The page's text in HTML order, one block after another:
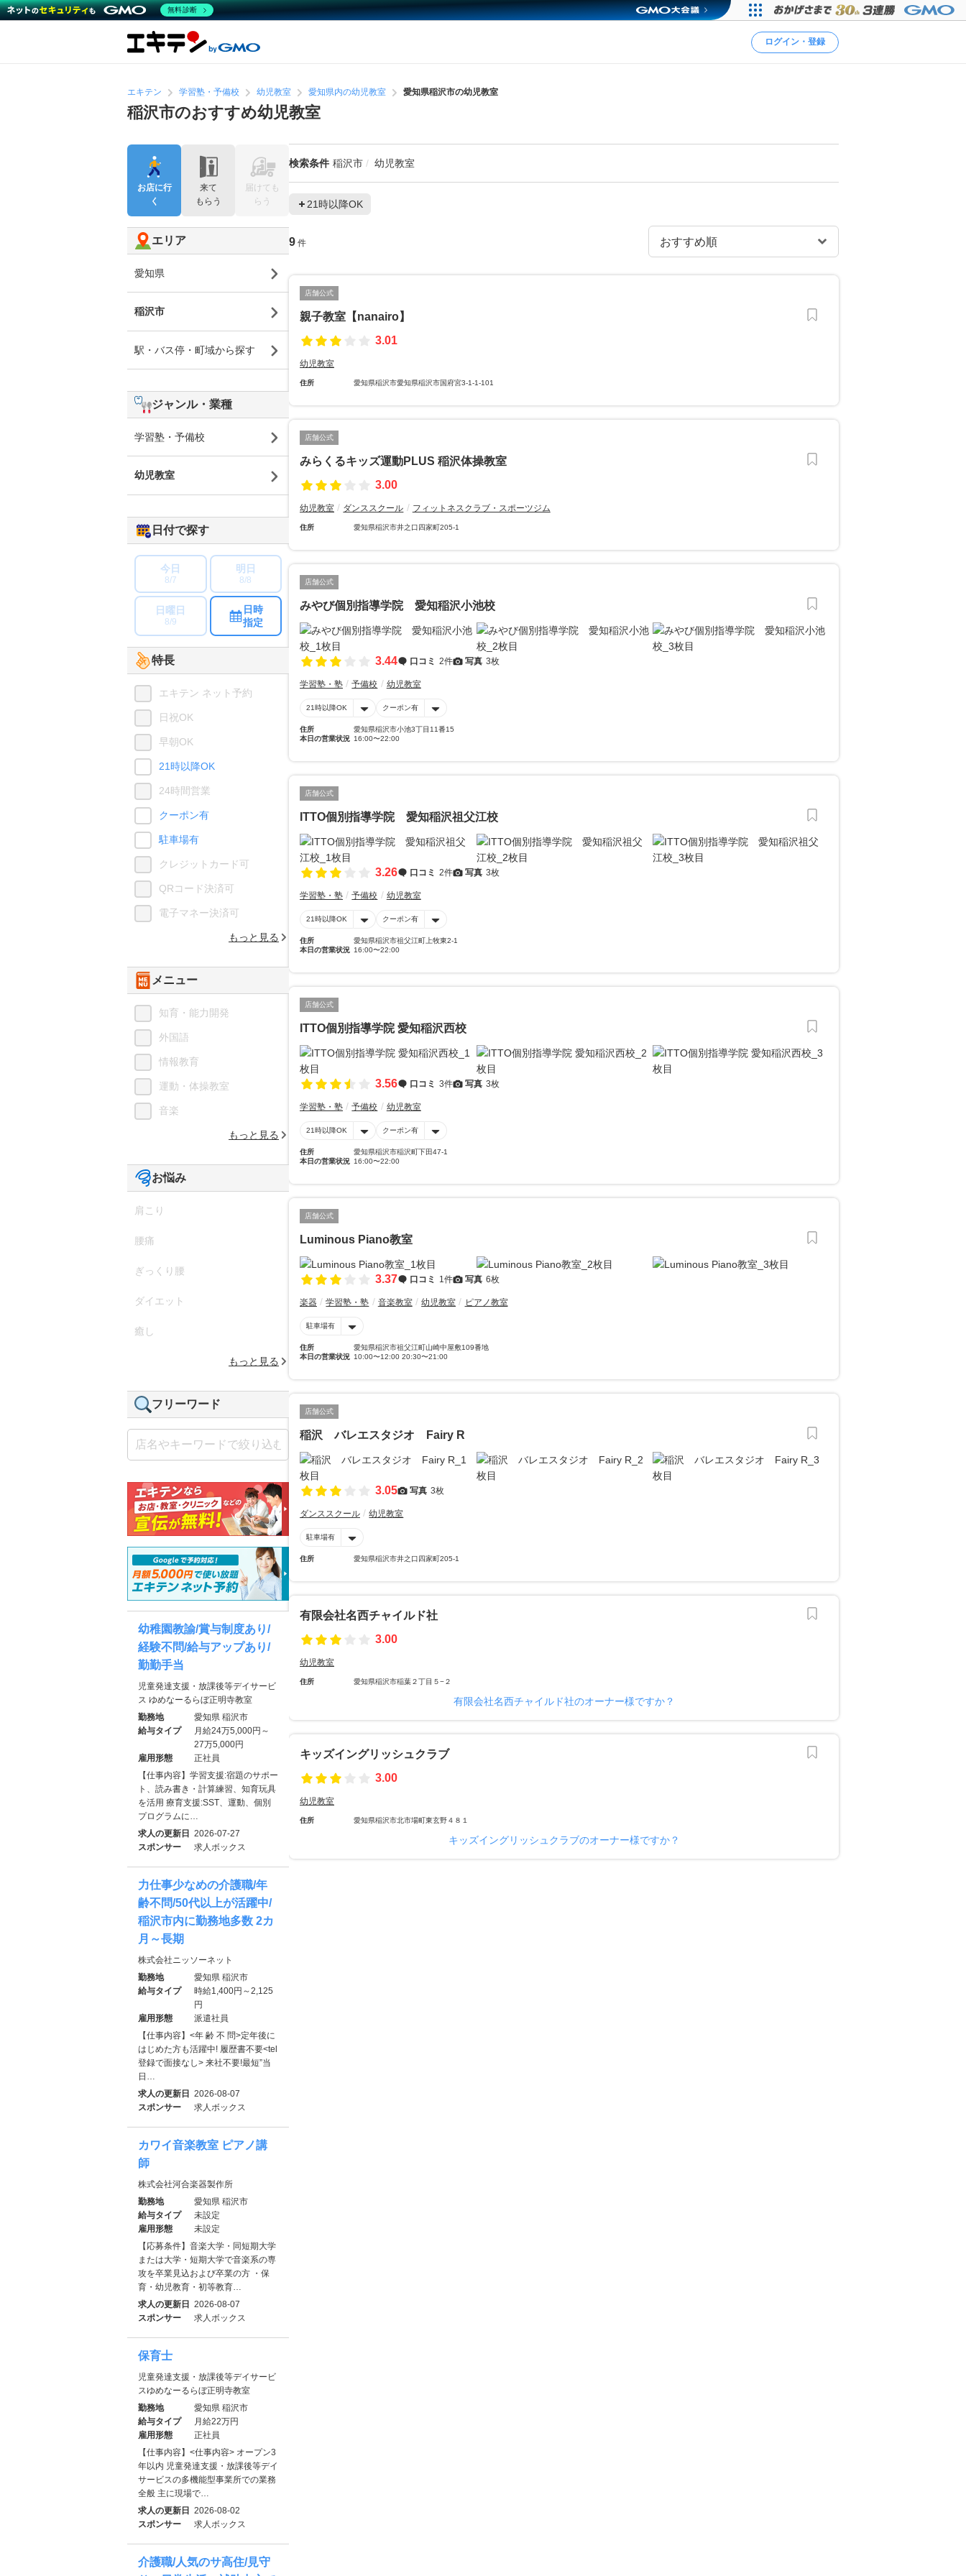
ログイン・登録
エキテン 学習塾・予備校 幼児教室 愛知県内の幼児教室 愛知県稲沢市の幼児教室
稲沢市のおすすめ幼児教室
検索条件 稲沢市 幼児教室
21時以降OK
9 件
店舗公式
親子教室【nanairo】
3.01
幼児教室
住所 愛知県稲沢市愛知県稲沢市国府宮3-1-1-101
店舗公式
みらくるキッズ運動PLUS 稲沢体操教室
3.00
幼児教室 ダンススクール フィットネスクラブ・スポーツジム
住所 愛知県稲沢市井之口四家町205-1
店舗公式
みやび個別指導学院 愛知稲沢小池校
3.44 口コミ 2件 写真 3枚
学習塾・塾 予備校 幼児教室
21時以降OK クーポン有
住所
愛知県稲沢市小池3丁目11番15
本日の営業状況 16:00〜22:00
店舗公式
ITTO個別指導学院 愛知稲沢祖父江校
3.26 口コミ 2件 写真 3枚
学習塾・塾 予備校 幼児教室
21時以降OK クーポン有
住所
愛知県稲沢市祖父江町上牧東2-1
本日の営業状況 16:00〜22:00
店舗公式
ITTO個別指導学院 愛知稲沢西校
3.56 口コミ 3件 写真 3枚
学習塾・塾 予備校 幼児教室
21時以降OK クーポン有
住所
愛知県稲沢市稲沢町下田47-1
本日の営業状況 16:00〜22:00
店舗公式
Luminous Piano教室
3.37 口コミ 1件 写真 6枚
楽器 学習塾・塾 音楽教室 幼児教室 ピアノ教室
駐車場有
住所
愛知県稲沢市祖父江町山崎中屋敷109番地
本日の営業状況 10:00〜12:00 20:30〜21:00
店舗公式
稲沢 バレエスタジオ Fairy R
3.05 写真 3枚
ダンススクール 幼児教室
駐車場有
住所 愛知県稲沢市井之口四家町205-1
有限会社名西チャイルド社
3.00
幼児教室
住所 愛知県稲沢市稲葉２丁目５−２
有限会社名西チャイルド社のオーナー様ですか？
キッズイングリッシュクラブ
3.00
幼児教室
住所 愛知県稲沢市北市場町東玄野４８１
キッズイングリッシュクラブのオーナー様ですか？
お店に行
く
来て
もらう
届けても
らう
エリア
愛知県
稲沢市
駅・バス停・町域から探す
ジャンル・業種
学習塾・予備校
幼児教室
日付で探す
今日
8/7
明日
8/8
日曜日
8/9
日時
指定
特長
エキテン ネット予約
日祝OK
早朝OK
21時以降OK
24時間営業
クーポン有
駐車場有
クレジットカード可
QRコード決済可
電子マネー決済可
もっと見る
メニュー
知育・能力開発
外国語
情報教育
運動・体操教室
音楽
もっと見る
お悩み
肩こり
腰痛
ぎっくり腰
ダイエット
癒し
もっと見る
フリーワード
幼稚園教諭/賞与制度あり/
経験不問/給与アップあり/
勤勤手当
児童発達支援・放課後等デイサービ
ス ゆめなーるらぼ正明寺教室
勤務地
愛知県 稲沢市
給与タイプ
月給24万5,000円～
27万5,000円
雇用形態
正社員
【仕事内容】学習支援:宿題のサポー
ト、読み書き・計算練習、知育玩具
を活用 療育支援:SST、運動、個別
プログラムに…
求人の更新日 2026-07-27
スポンサー
求人ボックス
力仕事少なめの介護職/年
齢不問/50代以上が活躍中/
稲沢市内に勤務地多数 2カ
月～長期
株式会社ニッソーネット
勤務地
愛知県 稲沢市
給与タイプ
時給1,400円～2,125
円
雇用形態
派遣社員
【仕事内容】<年 齢 不 問>定年後に
はじめた方も活躍中! 履歴書不要<tel
登録で面接なし> 来社不要!最短”当
日…
求人の更新日 2026-08-07
スポンサー
求人ボックス
カワイ音楽教室 ピアノ講
師
株式会社河合楽器製作所
勤務地
愛知県 稲沢市
給与タイプ
未設定
雇用形態
未設定
【応募条件】音楽大学・同短期大学
または大学・短期大学で音楽系の専
攻を卒業見込および卒業の方 ・保
育・幼児教育・初等教育…
求人の更新日 2026-08-07
スポンサー
求人ボックス
保育士
児童発達支援・放課後等デイサービ
スゆめなーるらぼ正明寺教室
勤務地
愛知県 稲沢市
給与タイプ
月給22万円
雇用形態
正社員
【仕事内容】<仕事内容> オープン3
年以内 児童発達支援・放課後等デイ
サービスの多機能型事業所での業務
全般 主に現場で…
求人の更新日 2026-08-02
スポンサー
求人ボックス
介護職/人気のサ高住/見守
無料診断